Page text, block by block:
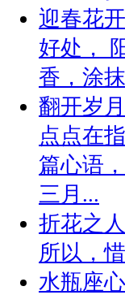
迎春花
好处，
香，涂
翻开岁
点点在
篇心语
三月...
折花之
所以，
水瓶座